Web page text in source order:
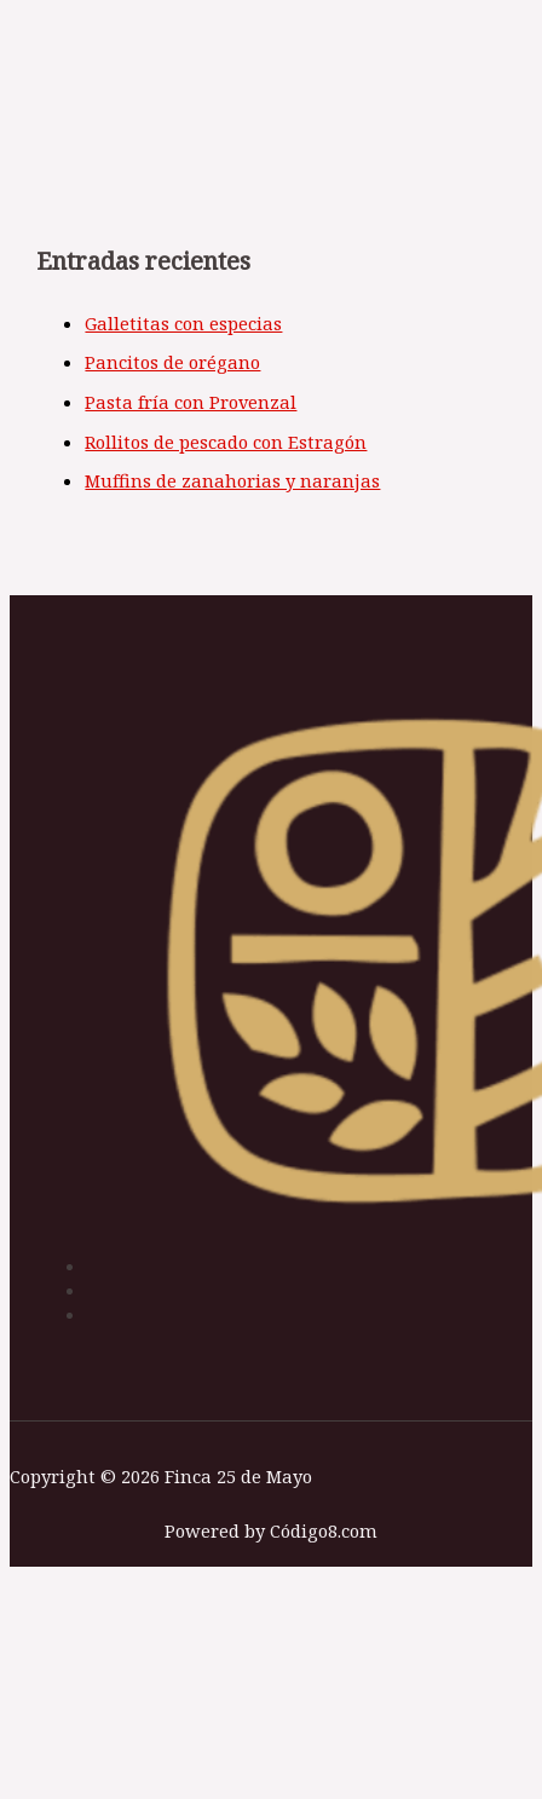
Entradas recientes
Galletitas con especias
Pancitos de orégano
Pasta fría con Provenzal
Rollitos de pescado con Estragón
Muffins de zanahorias y naranjas
Copyright © 2026 Finca 25 de Mayo
Powered by Código8.com